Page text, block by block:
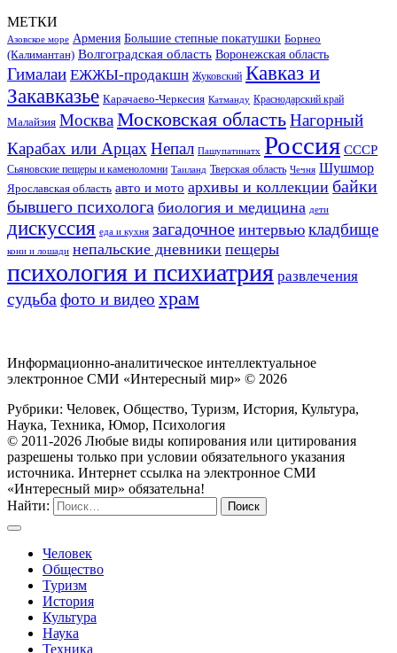
МЕТКИ
Азовское море Армения Большие степные покатушки Борнео
(Калимантан) Волгоградская область Воронежская область
Гималаи ЕЖЖЫ-продакшн Жуковский Кавказ и
Закавказье Карачаево-Черкесия Катманду Краснодарский край
Малайзия МоскваМосковская областьНагорный
Карабах или Арцах Непал Пашупатинатх Россия СССР
Сьяновские пещеры и каменоломни Таиланд Тверская область Чечня Шушмор
Ярославская область авто и мото архивы и коллекции байки
бывшего психолога биология и медицина дети
дискуссия еда и кухня загадочное интервью кладбище
кони и лошади непальские дневники пещеры
психология и психиатрия развлечения
судьба фото и видео храм
Информационно-аналитическое интеллектуальное
электронное СМИ «Интересный мир» © 2026
Рубрики: Человек, Общество, Туризм, История, Культура,
Наука, Техника, Юмор, Психология
© 2011-2026 Любые виды копирования или цитирования
разрешены только при условии обязательного указания
источника. Интернет ссылка на электронное СМИ
«Интересный мир» обязательна!
Найти:
Человек
Общество
Туризм
История
Культура
Наука
Техника